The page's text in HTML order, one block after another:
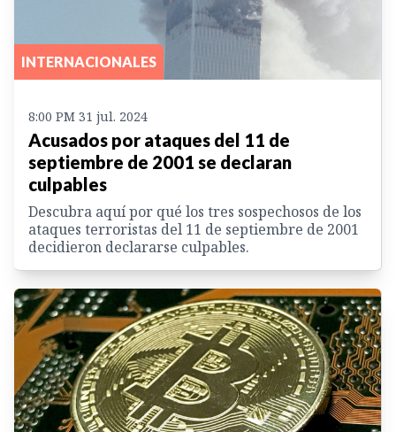
INTERNACIONALES
8:00 PM 31 jul. 2024
Acusados por ataques del 11 de
septiembre de 2001 se declaran
culpables
Descubra aquí por qué los tres sospechosos de los
ataques terroristas del 11 de septiembre de 2001
decidieron declararse culpables.